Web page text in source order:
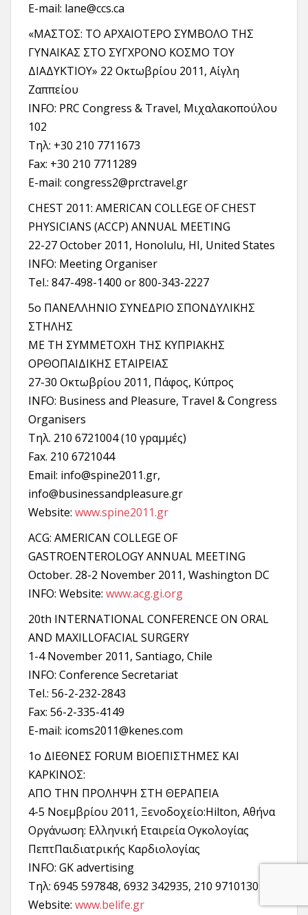
E-mail: lane@ccs.ca
«ΜΑΣΤΟΣ: ΤΟ ΑΡΧΑΙΟΤΕΡΟ ΣΥΜΒΟΛΟ ΤΗΣ
ΓΥΝΑΙΚΑΣ ΣΤΟ ΣΥΓΧΡΟΝΟ ΚΟΣΜΟ ΤΟΥ
ΔΙΑΔΥΚΤΙΟΥ» 22 Οκτωβρίου 2011, Αίγλη
Ζαππείου
INFO: PRC Congress & Travel, Μιχαλακοπούλου
102
Tηλ: +30 210 7711673
Fax: +30 210 7711289
E-mail: congress2@prctravel.gr
CHEST 2011: AMERICAN COLLEGE OF CHEST
PHYSICIANS (ACCP) ANNUAL MEETING
22-27 October 2011, Honolulu, HI, United States
INFO: Meeting Organiser
Tel.: 847-498-1400 or 800-343-2227
5o ΠΑΝΕΛΛΗΝΙΟ ΣΥΝΕΔΡΙΟ ΣΠΟΝΔΥΛΙΚΗΣ
ΣΤΗΛΗΣ
ΜΕ ΤΗ ΣΥΜΜΕΤΟΧΗ ΤΗΣ ΚΥΠΡΙΑΚΗΣ
ΟΡΘΟΠΑΙΔΙΚΗΣ ΕΤΑΙΡΕΙΑΣ
27-30 Oκτωβρίου 2011, Πάφος, Κύπρος
INFO: Business and Pleasure, Travel & Congress
Organisers
Τηλ. 210 6721004 (10 γραμμές)
Fax. 210 6721044
Email: info@spine2011.gr,
info@businessandpleasure.gr
Website: www.spine2011.gr
ACG: AMERICAN COLLEGE OF
GASTROENTEROLOGY ANNUAL MEETING
October. 28-2 November 2011, Washington DC
INFO: Website: www.acg.gi.org
20th INTERNATIONAL CONFERENCE ON ORAL
AND MAXILLOFACIAL SURGERY
1-4 November 2011, Santiago, Chile
INFO: Conference Secretariat
Tel.: 56-2-232-2843
Fax: 56-2-335-4149
E-mail: icoms2011@kenes.com
1ο ΔΙΕΘΝΕΣ FORUM BΙΟΕΠΙΣΤΗΜΕΣ ΚΑΙ
ΚΑΡΚΙΝΟΣ:
ΑΠΟ ΤΗΝ ΠΡΟΛΗΨΗ ΣΤΗ ΘΕΡΑΠΕΙΑ
4-5 Νοεμβρίου 2011, Ξενοδοχείο:Hilton, Aθήνα
Οργάνωση: Ελληνική Εταιρεία Ογκολογίας
ΠεπτΠαιδιατρικής Καρδιολογίας
INFO: GK advertising
Tηλ: 6945 597848, 6932 342935, 210 9710130
Website: www.belife.gr